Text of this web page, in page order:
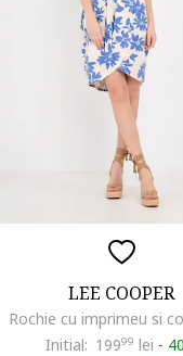
LEE COOPER
Initial: 19999 lei -